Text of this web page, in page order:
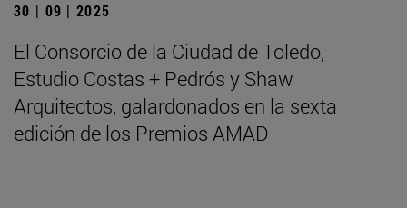
30 | 09 | 2025
El Consorcio de la Ciudad de Toledo,
Estudio Costas + Pedrós y Shaw
Arquitectos, galardonados en la sexta
edición de los Premios AMAD